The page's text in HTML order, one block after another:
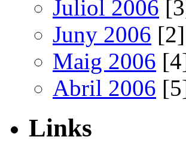
Juliol 2006
Juny 2006 [2]
Maig 2006
Abril 2006
Links